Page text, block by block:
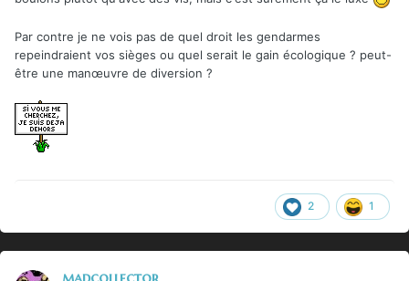
Par contre je ne vois pas de quel droit les gendarmes
repeindraient vos sièges ou quel serait le gain écologique ? peut-
être une manœuvre de diversion ?
2 1
madcollector